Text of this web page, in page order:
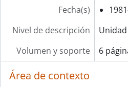
Fecha(s)
Nivel de descripción
Volumen y soporte
6
Área de contexto